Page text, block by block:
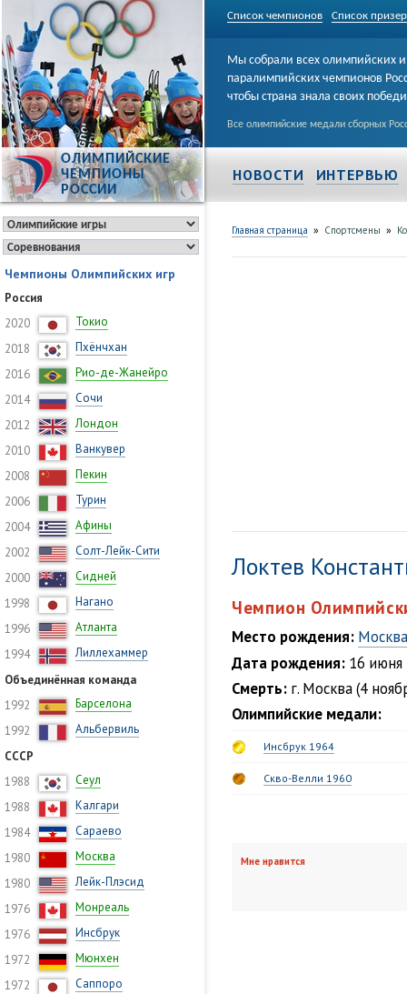
Список чемпионов Список
ОЛИМПИЙСКИЕ
ЧЕМПИОНЫ
РОССИИ
Мы собрали всех олимпийских и
паралимпийских чемпионов
чтобы страна знала своих
Все олимпийские медали сборных
НОВОСТИ ИНТЕРВЬЮ
Чемпионы Олимпийских игр
Россия
2020
Токио
2018
Пхёнчхан
2016
Рио-де-Жанейро
2014
Сочи
2012
Лондон
2010
Ванкувер
2008
Пекин
2006
Турин
2004
Афины
2002
Солт-Лейк-Сити
2000
Сидней
1998
Нагано
1996
Атланта
1994
Лиллехаммер
Объединённая команда
1992
Барселона
1992
Альбервиль
СССР
1988
Сеул
1988
Калгари
1984
Сараево
1980
Москва
1980
Лейк-Плэсид
1976
Монреаль
1976
Инсбрук
1972
Мюнхен
1972
Саппоро
Главная страница » Спортсмены »
Локтев
Чемпион
Место рождения: Москва
Дата рождения: 16
Смерть: г. Москва (4
Олимпийские медали:
Инсбрук 1964
Скво-Велли 1960
Мне нравится